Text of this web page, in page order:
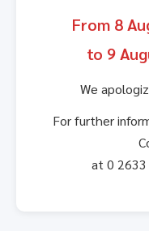
From 8
to 9
We
For further
at 0